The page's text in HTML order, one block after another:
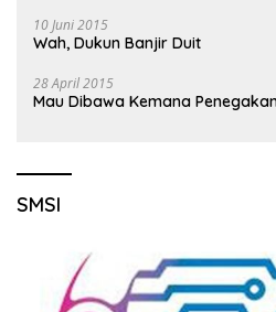
10 Juni 2015
Wah, Dukun Banjir Duit
28 April 2015
Mau Dibawa Kemana
SMSI